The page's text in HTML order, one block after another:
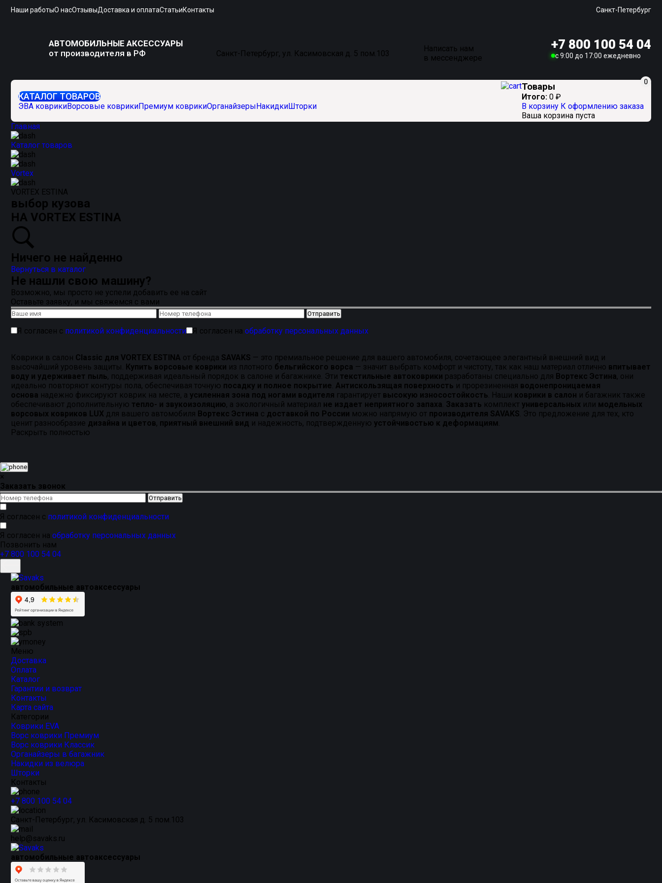
Наши работыО насОтзывыДоставка и оплатаСтатьиКонтакты Санкт-Петербург
АВТОМОБИЛЬНЫЕ АКСЕССУАРЫ
от производителя в РФ
Санкт-Петербург, ул. Касимовская д. 5 пом.103
Написать нам
в мессенджере
+7 800 100 54 04
c 9:00 до 17:00 ежедневно
КАТАЛОГ ТОВАРОВ
ЭВА коврикиВорсовые коврикиПремиум коврикиОрганайзерыНакидкиШторки
0
Товары
Итого: 0 ₽
В корзину К оформлению заказа
Ваша корзина пуста
Главная
Каталог товаров
Vortex
VORTEX ESTINA
выбор кузова
НА VORTEX ESTINA
Ничего не найденно
Вернуться в каталог
Не нашли свою машину?
Возможно, мы просто не успели добавить ее на сайт
Оставьте заявку, и мы свяжемся с вами
Я согласен с политикой конфиденциальности Я согласен на обработку персональных данных
Коврики в салон Classic для VORTEX ESTINA от бренда SAVAKS — это премиальное решение для вашего автомобиля, сочетающее элегантный внешний вид и
высочайший уровень защиты. Купить ворсовые коврики из плотного бельгийского ворса — значит выбрать комфорт и чистоту, так как наш материал отлично впитывает
воду и удерживает пыль, поддерживая идеальный порядок в салоне и багажнике. Эти текстильные автоковрики разработаны специально для Вортекс Эстина, они
идеально повторяют контуры пола, обеспечивая точную посадку и полное покрытие. Антискользящая поверхность и прорезиненная водонепроницаемая
основа надежно фиксируют коврик на месте, а усиленная зона под ногами водителя гарантирует высокую износостойкость. Наши коврики в салон и багажник также
обеспечивают дополнительную тепло- и звукоизоляцию, а экологичный материал не издает неприятного запаха. Заказать комплект универсальных или модельных
ворсовых ковриков LUX для вашего автомобиля Вортекс Эстина с доставкой по России можно напрямую от производителя SAVAKS. Это предложение для тех, кто
ценит разнообразие дизайна и цветов, приятный внешний вид и надежность, подтвержденную устойчивостью к деформациям.
Раскрыть полностью
×
Заказать звонок
Я согласен с политикой конфиденциальности
Я согласен на обработку персональных данных
Позвонить нам
+7 800 100 54 04
автомобильные автоаксессуары
Меню
Доставка
Оплата
Каталог
Гарантии и возврат
Контакты
Карта сайта
Категории
Коврики EVA
Ворс коврики Премиум
Ворс коврики Классик
Органайзеры в багажник
Накидки из велюра
Шторки
Контакты
+7 800 100 54 04
Санкт-Петербург, ул. Касимовская д. 5 пом.103
help@savaks.ru
автомобильные автоаксессуары